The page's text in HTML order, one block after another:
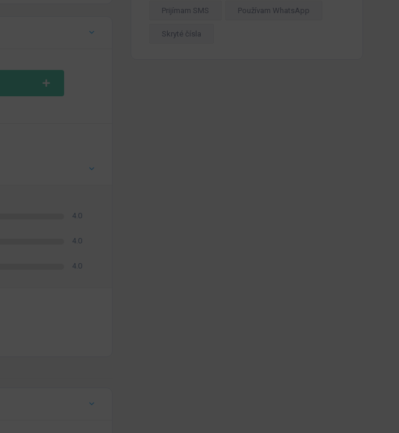
4.0
4.0
4.0
Prijímam SMS Používam WhatsApp
Skryté čísla